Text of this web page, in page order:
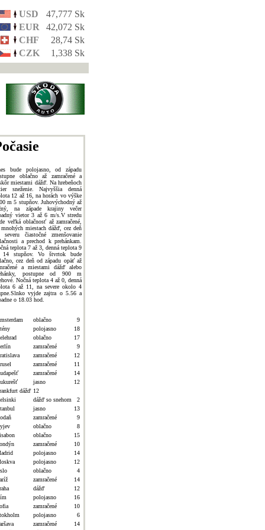
USD
47,777 Sk
EUR
42,072 Sk
CHF
28,74 Sk
CZK
1,338 Sk
bude polojasno, od západu
oblačno až zamračené a
miestami dážď. Na hrebeňoch
sneženie. Najvyššia denná
12 až 16, na horách vo výške
m 5 stupňov. Juhovýchodný až
na západe krajiny večer
vietor 3 až 6 m/s.V stredu
veľká oblačnosť až zamračené,
mnohých miestach dážď, cez deň
severu čiastočné zmenšovanie
a prechod k prehánkam.
teplota 7 až 3, denná teplota 9
14 stupňov. Vo štvrtok bude
cez deň od západu opäť až
a miestami dážď alebo
postupne od 900 m
Nočná teplota 4 až 0, denná
6 až 11, na severe okolo 4
vyjde zajtra o 5.56 a
o 18.03 hod.
oblačno
9
polojasno
18
oblačno
17
zamračené
9
zamračené
12
zamračené
11
zamračené
14
jasno
12
dážď 12
dážď so snehom
2
jasno
13
zamračené
9
oblačno
8
oblačno
15
zamračené
10
polojasno
14
polojasno
12
oblačno
4
zamračené
14
dážď
12
polojasno
16
zamračené
10
polojasno
6
zamračené
14